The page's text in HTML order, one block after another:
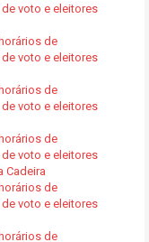
voto e eleitores
de
voto e eleitores
de
voto e eleitores
de
voto e eleitores
Cadeira
de
voto e eleitores
de